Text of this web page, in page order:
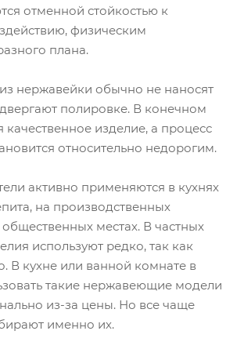
отменной стойкостью к
физическим
плана.
нержавейки обычно не наносят
полировке. В конечном
качественное изделие, а процесс
относительно недорогим.
активно применяются в кухнях
на производственных
местах. В частных
используют редко, так как
В кухне или ванной комнате в
такие нержавеющие модели
из-за цены. Но все чаще
именно их.